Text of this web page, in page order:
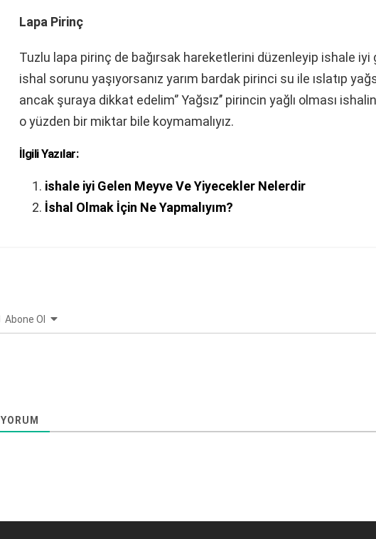
Lapa Pirinç
Tuzlu lapa pirinç de bağırsak hareketlerini düzenleyip ishale iyi
ishal sorunu yaşıyorsanız yarım bardak pirinci su ile ıslatıp
ancak şuraya dikkat edelim‘’ Yağsız’’ pirincin yağlı olması
o yüzden bir miktar bile koymamalıyız.
İlgili Yazılar:
ishale iyi Gelen Meyve Ve Yiyecekler Nelerdir
İshal Olmak İçin Ne Yapmalıyım?
Abone Ol
YORUM